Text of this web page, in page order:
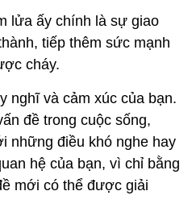
lửa ấy chính là sự giao
tiếp thêm sức mạnh
cháy.
nghĩ và cảm xúc của bạn.
đề trong cuộc sống,
những điều khó nghe hay
hệ của bạn, vì chỉ bằng
mới có thể được giải